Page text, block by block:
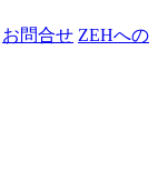
お問合せ ZEHへの